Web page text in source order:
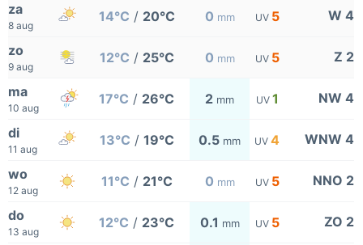
za
8 aug
14°C / 20°C 0 mm UV 5 W 4
zo
9 aug
12°C / 25°C 0 mm UV 5 Z 2
ma
10 aug
17°C / 26°C 2 mm UV 1 NW 4
di
11 aug
13°C / 19°C 0.5 mm UV 4 WNW 4
wo
12 aug
11°C / 21°C 0 mm UV 5 NNO 2
do
13 aug
12°C / 23°C 0.1 mm UV 5 ZO 2